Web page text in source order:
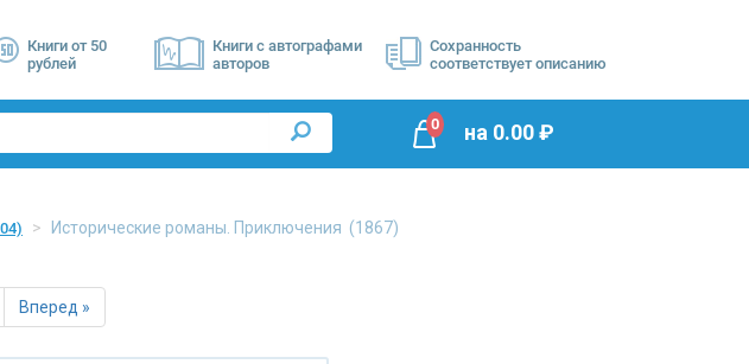
Книги от 50
рублей
Книги с автографами
авторов
Сохранность
соответствует описанию
0 на 0.00₽
Исторические романы. Приключения (1867)
Вперед »